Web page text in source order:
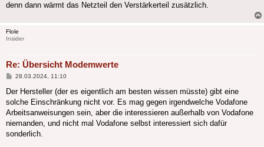
denn dann wärmt das Netzteil den Verstärkerteil zusätzlich.
Flole
Insider
Re: Übersicht Modemwerte
Beitrag
28.03.2024, 11:10
Der Hersteller (der es eigentlich am besten wissen müsste) gibt eine
solche Einschränkung nicht vor. Es mag gegen irgendwelche Vodafone
Arbeitsanweisungen sein, aber die interessieren außerhalb von Vodafone
niemanden, und nicht mal Vodafone selbst interessiert sich dafür
sonderlich.